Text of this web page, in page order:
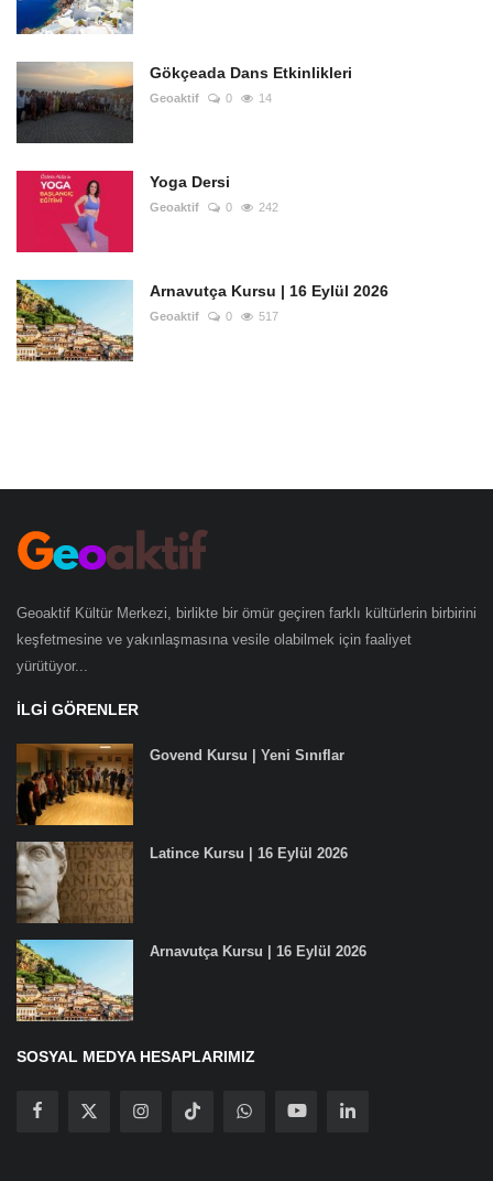
Gökçeada Dans Etkinlikleri
Geoaktif 0 14
Yoga Dersi
Geoaktif 0 242
Arnavutça Kursu | 16 Eylül 2026
Geoaktif 0 517
Geoaktif Kültür Merkezi, birlikte bir ömür geçiren farklı kültürlerin birbirini
keşfetmesine ve yakınlaşmasına vesile olabilmek için faaliyet
yürütüyor...
İLGI GÖRENLER
Govend Kursu | Yeni Sınıflar
Latince Kursu | 16 Eylül 2026
Arnavutça Kursu | 16 Eylül 2026
SOSYAL MEDYA HESAPLARIMIZ